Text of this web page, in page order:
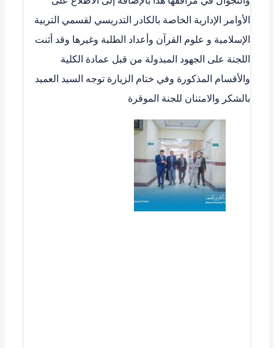
الأوامر الإدارية الخاصة بالكادر التدريسي لقسمي التربية
الإسلامية و علوم القرآن وأعداد الطلبة وغيرها وقد أثنت
اللجنة على الجهود المبذولة من قبل عمادة الكلية
والأقسام المذكورة وفي ختام الزيارة توجه السيد العميد
بالشكر والامتنان للجنة الموقرة